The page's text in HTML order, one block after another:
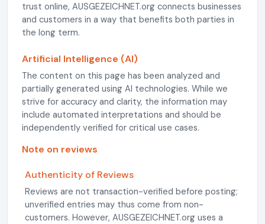
trust online, AUSGEZEICHNET.org connects businesses
and customers in a way that benefits both parties in
the long term.
Artificial Intelligence (AI)
The content on this page has been analyzed and
partially generated using AI technologies. While we
strive for accuracy and clarity, the information may
include automated interpretations and should be
independently verified for critical use cases.
Note on reviews
Authenticity of Reviews
Reviews are not transaction-verified before posting;
unverified entries may thus come from non-
customers. However, AUSGEZEICHNET.org uses a